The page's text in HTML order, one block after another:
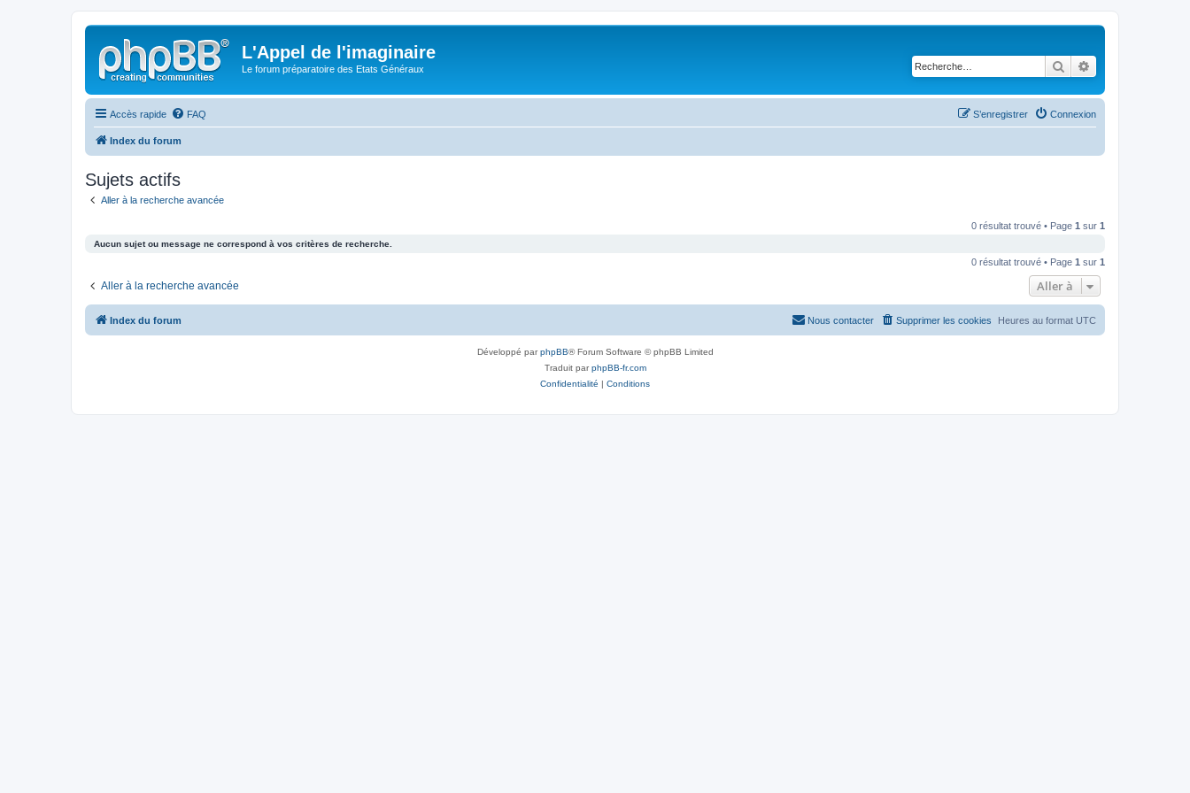
L'Appel de l'imaginaire
Le forum préparatoire des Etats Généraux Rechercher
Accès rapide FAQ Connexion
S’enregistrer
Index du forum
Sujets actifs
Aller à la recherche avancée
0 résultat trouvé • Page 1 sur 1
Aucun sujet ou message ne correspond à vos critères de recherche.
0 résultat trouvé • Page 1 sur 1
Aller à la recherche avancée Aller à
Index du forum Heures au format UTC
Supprimer les cookies
Nous contacter
Développé parphpBB® Forum Software © phpBB Limited
Traduit parphpBB-fr.com
Confidentialité | Conditions